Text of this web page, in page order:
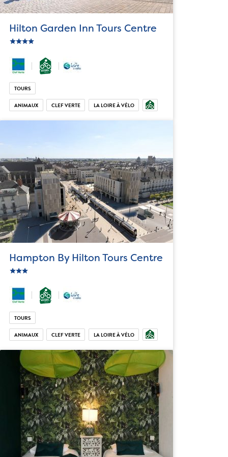
Hilton Garden Inn Tours Centre
ic_star
ic_star
TOURS
ANIMAUX CLEF VERTE LA LOIRE À VÉLO
Hampton By Hilton Tours Centre
ic_star
TOURS
ANIMAUX CLEF VERTE LA LOIRE À VÉLO